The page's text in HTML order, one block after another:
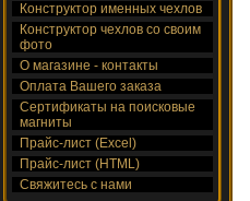
Конструктор именных чехлов
Конструктор чехлов со своим
фото
О магазине - контакты
Оплата Вашего заказа
Сертификаты на поисковые
магниты
Прайс-лист (Excel)
Прайс-лист (HTML)
Свяжитесь с нами